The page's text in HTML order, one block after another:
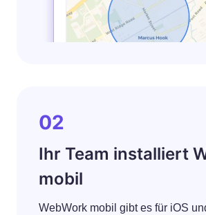
02
Ihr Team installiert
mobil
WebWork mobil gibt es für iOS